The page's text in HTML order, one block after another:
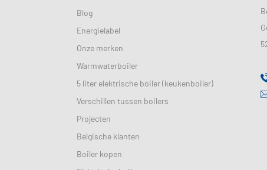
Blog
Energielabel
Onze merken
Warmwaterboiler
5 liter elektrische boiler (keukenboiler)
Verschillen tussen boilers
Projecten
Belgische klanten
Boiler kopen